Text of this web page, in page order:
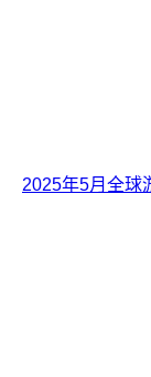
2025年5月全球